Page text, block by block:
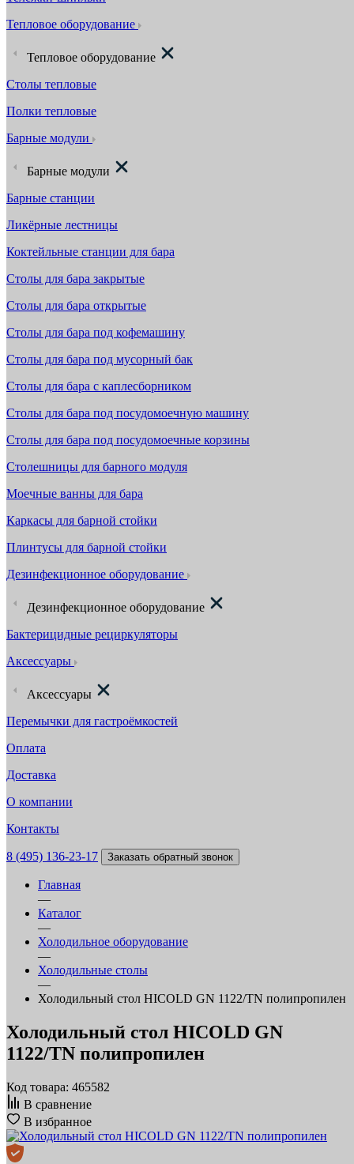
Тепловое оборудование
Тепловое оборудование
Столы тепловые
Полки тепловые
Барные модули
Барные модули
Барные станции
Ликёрные лестницы
Коктейльные станции для бара
Столы для бара закрытые
Столы для бара открытые
Столы для бара под кофемашину
Столы для бара под мусорный бак
Столы для бара с каплесборником
Столы для бара под посудомоечную машину
Столы для бара под посудомоечные корзины
Столешницы для барного модуля
Моечные ванны для бара
Каркасы для барной стойки
Плинтусы для барной стойки
Дезинфекционное оборудование
Дезинфекционное оборудование
Бактерицидные рециркуляторы
Аксессуары
Аксессуары
Перемычки для гастроёмкостей
Оплата
Доставка
О компании
Контакты
8 (495) 136-23-17 Заказать обратный звонок
Главная
—
Каталог
—
Холодильное оборудование
—
Холодильные столы
—
Холодильный стол HICOLD GN 1122/TN полипропилен
Холодильный стол HICOLD GN
1122/TN полипропилен
Код товара: 465582
В сравнение
В избранное